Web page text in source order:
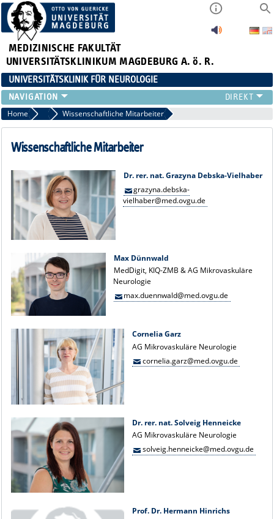
MEDIZINISCHE FAKULTÄT
UNIVERSITÄTSKLINIKUM MAGDEBURG A. ö. R.
UNIVERSITÄTSKLINIK FÜR NEUROLOGIE
TEAM
SCHWERPUNKTE
PATIENTEN/BESUCHER
FORSCHUNG
LEHRE UND AUSBILDUNG
BEWERBER
NEUVANET SAN
Home Team Wissenschaftliche Mitarbeiter
Wissenschaftliche Mitarbeiter
Dr. rer. nat. Grazyna Debska-Vielhaber
grazyna.debska-
vielhaber@med.ovgu.de
Max Dünnwald
MedDigit, KIQ-ZMB & AG Mikrovaskuläre
Neurologie
max.duennwald@med.ovgu.de
Cornelia Garz
AG Mikrovaskuläre Neurologie
cornelia.garz@med.ovgu.de
Dr. rer. nat. Solveig Henneicke
AG Mikrovaskuläre Neurologie
solveig.henneicke@med.ovgu.de
Prof. Dr. Hermann Hinrichs